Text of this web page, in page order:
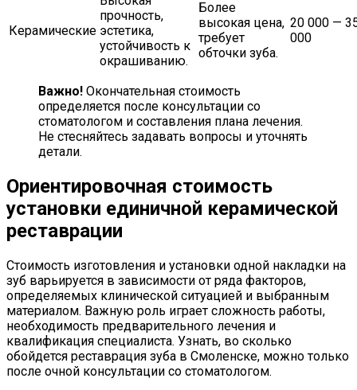
Керамические
прочность,
эстетика,
устойчивость к
окрашиванию.
Более
высокая цена,
требует
обточки зуба.
20 000 —
000
Важно! Окончательная стоимость
определяется после консультации со
стоматологом и составления плана лечения.
Не стесняйтесь задавать вопросы и уточнять
детали.
Ориентировочная стоимость
установки единичной керамической
реставрации
Стоимость изготовления и установки одной накладки на
зуб варьируется в зависимости от ряда факторов,
определяемых клинической ситуацией и выбранным
материалом. Важную роль играет сложность работы,
необходимость предварительного лечения и
квалификация специалиста. Узнать, во сколько
обойдется реставрация зуба в Смоленске, можно только
после очной консультации со стоматологом.